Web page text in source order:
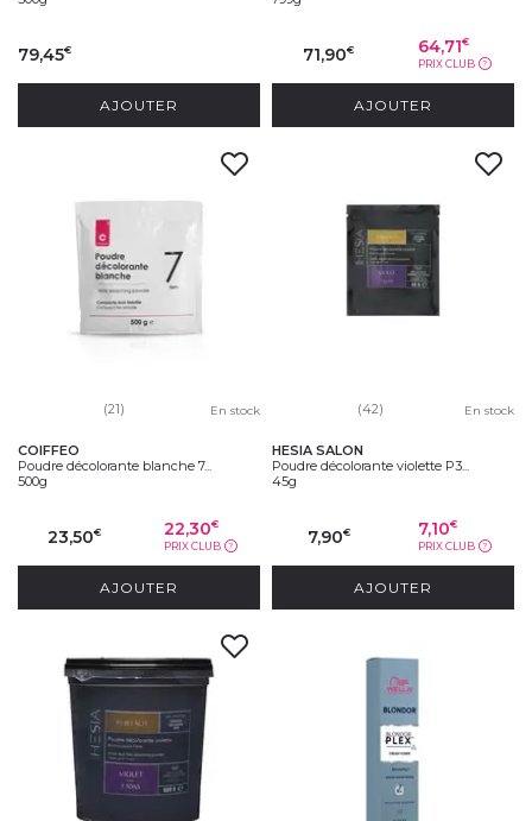
79,45€
AJOUTER
71,90€ 64,71€
PRIX CLUB ?
AJOUTER
(21) En stock
COIFFEO
Poudre décolorante blanche 7...
500g
23,50€ 22,30€
PRIX CLUB ?
AJOUTER
(42) En stock
HESIA SALON
Poudre décolorante violette P3...
45g
7,90€ 7,10€
PRIX CLUB ?
AJOUTER